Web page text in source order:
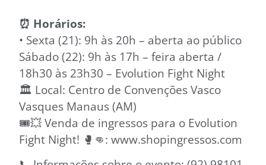
⏰ Horários:
• Sexta (21): 9h às 20h – aberta ao público
Sábado (22): 9h às 17h – feira aberta /
18h30 às 23h30 – Evolution Fight Night
🏛️ Local: Centro de Convenções Vasco
Vasques Manaus (AM)
🎟️💥 Venda de ingressos para o Evolution
Fight Night! 🥊👊: www.shopingressos.com